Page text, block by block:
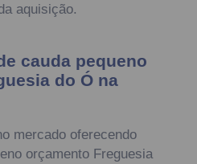
aquisição.
cauda pequeno
do Ó na
mercado oferecendo
orçamento Freguesia